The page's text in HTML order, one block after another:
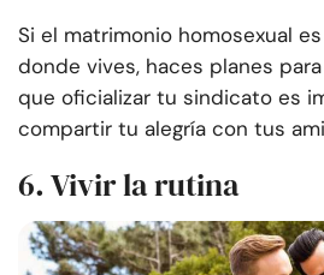
Si el matrimonio homosexual
donde vives, haces planes
que oficializar tu sindicato es
compartir tu alegría con tus
6. Vivir la rutina